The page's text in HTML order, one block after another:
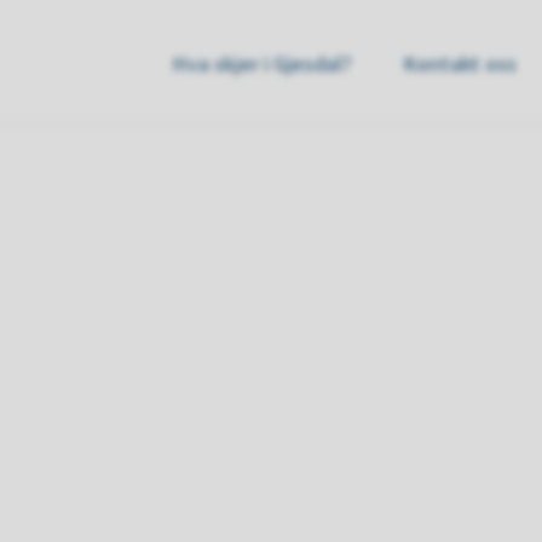
Hva skjer i Gjesdal? Kontakt oss